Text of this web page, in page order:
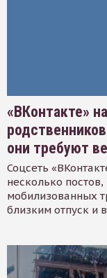
«ВКонтакте»
они требуют
Соцсеть
несколько
мобилизованных
близким отпуск и